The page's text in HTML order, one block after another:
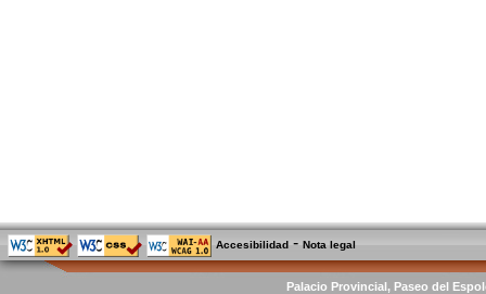
Accesibilidad -Nota legal
Palacio Provincial, Paseo del